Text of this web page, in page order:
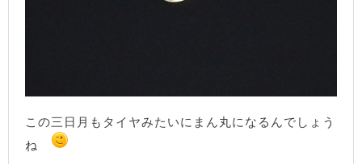
この三日月もタイヤみたいにまん丸になるんでしょう
ね